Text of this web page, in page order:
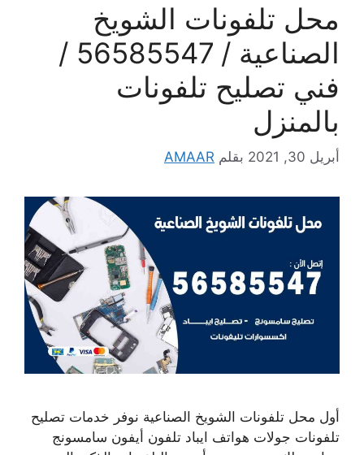
محل تلفونات الشويخ
الصناعية / 56585547 /
فني تصليح تلفونات
بالمنزل
أبريل 30, 2021 بقلم AMAAR
أول محل تلفونات الشويخ الصناعية نوفر خدمات تصليح
تلفونات جولات هواتف ايباد تلفون أيفون سامسونج